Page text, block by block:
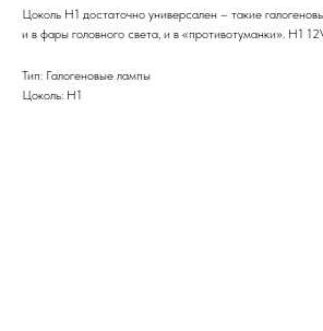
Цоколь H1 достаточно универсален – такие
и в фары головного света, и в «противотуманки». H1
Тип: Галогеновые лампы
Цоколь: H1